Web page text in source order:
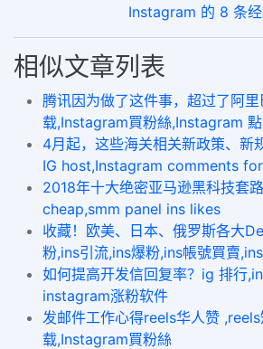
Instagram 的 8 条
相似文章列表
腾讯因为做了这件事，超过了阿
载,Instagram買粉絲,Instagram
4月起，这些海关相关新政策、新
IG host,Instagram comments
2018年十大绝密亚马逊黑科技套
cheap,smm panel ins likes
收藏！欧美、日本、俄罗斯各大
粉,ins引流,ins爆粉,ins帳號買賣
如何提高开发信回复率？ig 排行
instagram涨粉软件
发邮件工作心得reels华人赞
载,Instagram買粉絲